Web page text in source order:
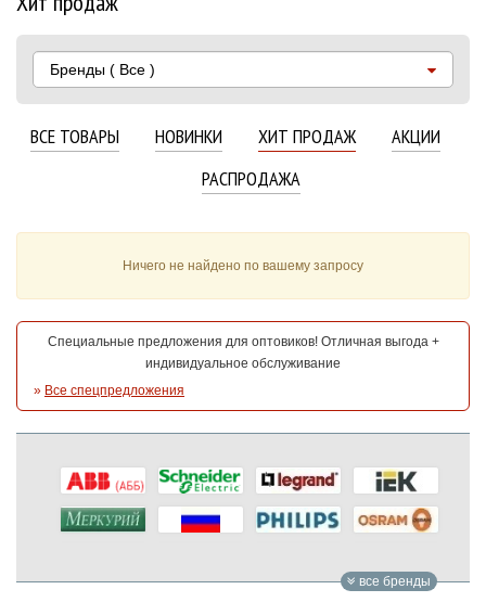
Бренды ( Все )
ВСЕ ТОВАРЫ НОВИНКИ ХИТ ПРОДАЖ
АКЦИИ
РАСПРОДАЖА
Ничего не найдено по вашему запросу
Специальные предложения для оптовиков! Отличная выгода +
индивидуальное обслуживание
» Все спецпредложения
все бренды